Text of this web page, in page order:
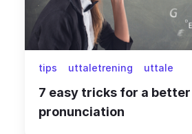
tips uttaletrening uttale
7 easy tricks for a
pronunciation